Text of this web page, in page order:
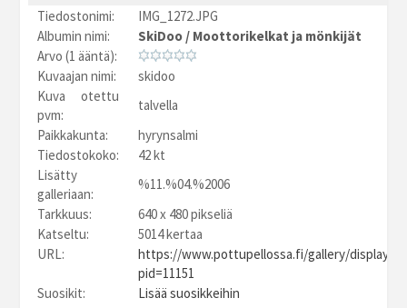
Tiedostonimi:
IMG_1272.JPG
Albumin nimi:
SkiDoo / Moottorikelkat ja mönkijät
Arvo (1 ääntä):
Kuvaajan nimi:
skidoo
Kuva otettu
pvm:
talvella
Paikkakunta:
hyrynsalmi
Tiedostokoko:
42 kt
Lisätty
galleriaan:
%11.%04.%2006
Tarkkuus:
640 x 480 pikseliä
Katseltu:
5014 kertaa
URL:
https://www.pottupellossa.fi/gallery/
pid=11151
Suosikit:
Lisää suosikkeihin